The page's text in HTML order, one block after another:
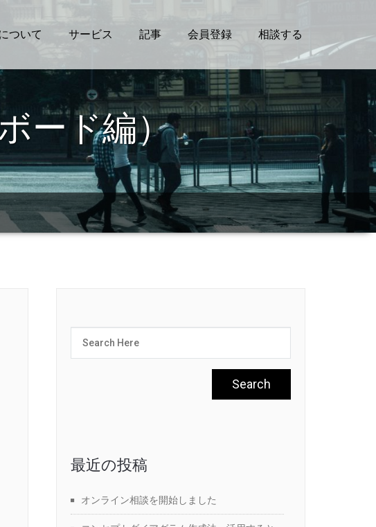
ついて サービス 記事 会員登録 相談する
ード編）
最近の投稿
オンライン相談を開始しました